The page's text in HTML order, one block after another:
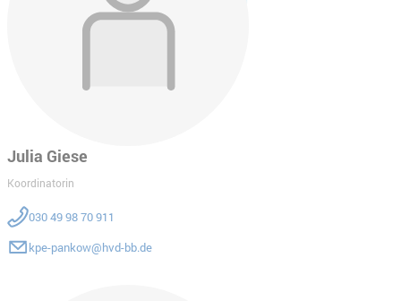
Julia Giese
Koordinatorin
030 49 98 70 911
kpe-pankow@hvd-bb.de